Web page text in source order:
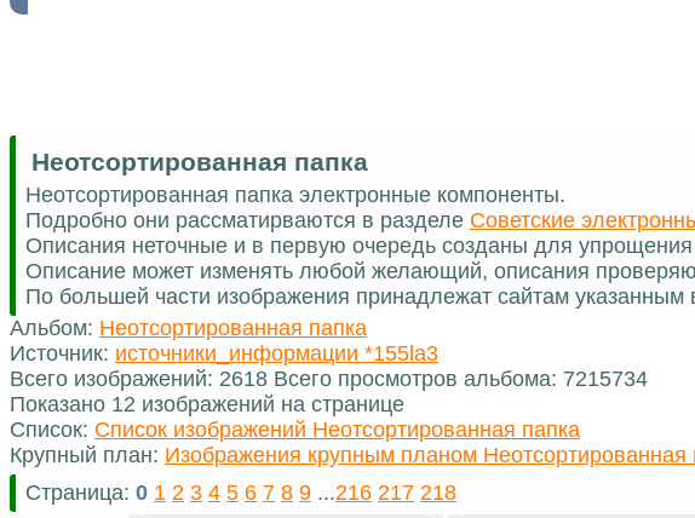
Неотсортированная папка
Неотсортированная папка электронные компоненты.
Подробно они рассматирваются в разделе Советские
Описания неточные и в первую очередь созданы для упрощения
Описание может изменять любой желающий, описания
По большей части изображения принадлежат сайтам указанным
Альбом: Неотсортированная папка
Источник: источники_информации *155la3
Всего изображений: 2618 Всего просмотров альбома: 7215734
Показано 12 изображений на странице
Список: Список изображений Неотсортированная папка
Крупный план: Изображения крупным планом Неотсортированная
Страница: 0 1 2 3 4 5 6 7 8 9 ...216 217 218